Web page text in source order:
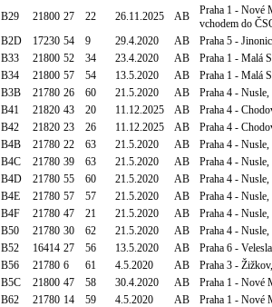
B29 21800 27 22 26.11.2025 AB
Praha 1 - Nové
vchodem do
B2D 17230 54 9 29.4.2020 AB
Praha 5 -
B33 21800 52 34 23.4.2020 AB
Praha 1 - Malá
B34 21800 57 54 13.5.2020 AB
Praha 1 - Malá
B3B 21780 26 60 21.5.2020 AB
Praha 4 -
B41 21820 43 20 11.12.2025 AB
Praha 4 -
B42 21820 23 26 11.12.2025 AB
Praha 4 -
B4B 21780 22 63 21.5.2020 AB
Praha 4 -
B4C 21780 39 63 21.5.2020 AB
Praha 4 -
B4D 21780 55 60 21.5.2020 AB
Praha 4 -
B4E 21780 57 57 21.5.2020 AB
Praha 4 -
B4F 21780 47 21 21.5.2020 AB
Praha 4 -
B50 21780 30 62 21.5.2020 AB
Praha 4 -
B52 16414 27 56 13.5.2020 AB
Praha 6 -
B56 21780 6 61 4.5.2020 AB
Praha 3 -
B5C 21800 47 58 30.4.2020 AB
Praha 1 - Nové
B62 21780 14 59 4.5.2020 AB
Praha 1 - Nové